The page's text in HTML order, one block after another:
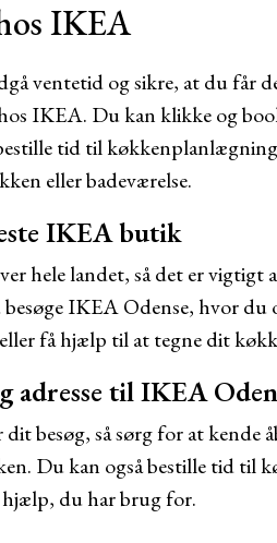
IKEA
ventetid og sikre, at du får
IKEA. Du kan klikke og
tid til
eller badeværelse.
IKEA butik
hele landet, så det er
IKEA Odense, hvor
få hjælp til at tegne dit
adresse til IKEA
besøg, så sørg for at
Du kan også bestille tid til
hjælp, du har brug for.